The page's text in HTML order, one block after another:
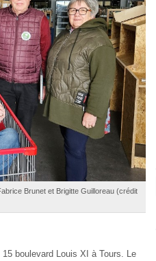
Brunet et Brigitte Guilloreau (crédit
boulevard Louis XI à Tours. Le